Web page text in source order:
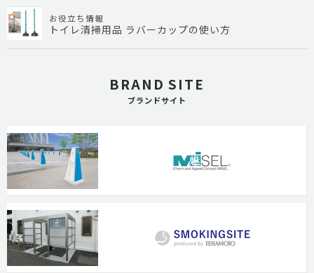
お役立ち情報
トイレ清掃用品 ラバーカップの使い方
BRAND SITE
ブランドサイト